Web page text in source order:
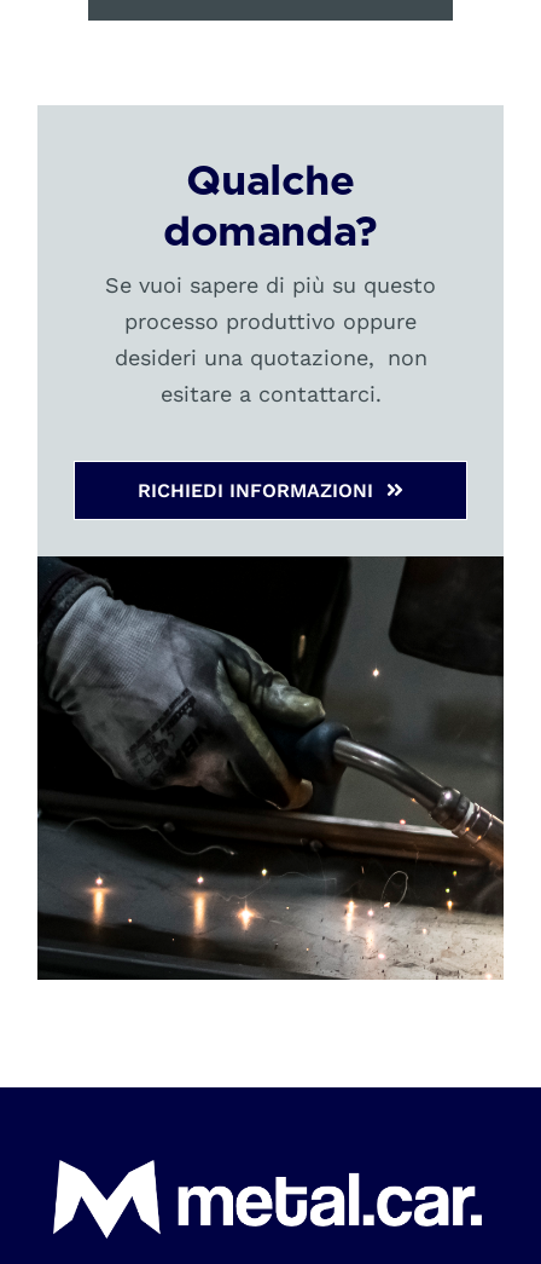
Qualche
domanda?
Se vuoi sapere di più su questo
processo produttivo oppure
desideri una quotazione, non
esitare a contattarci.
RICHIEDI INFORMAZIONI